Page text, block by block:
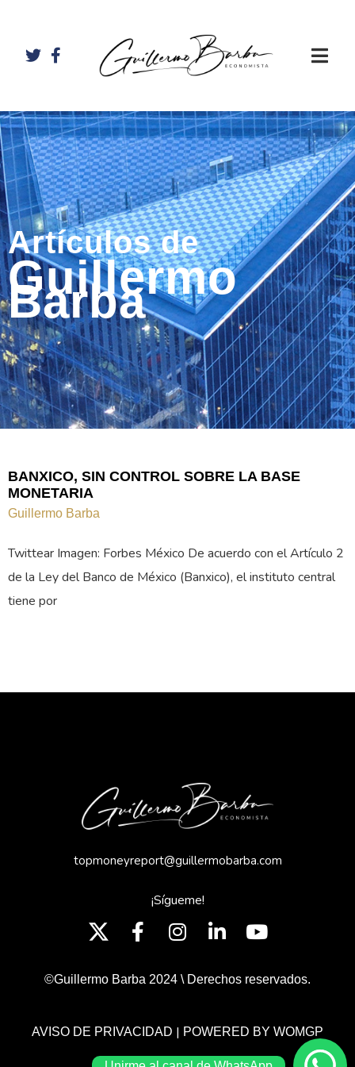
Artículos de
Guillermo
Barba
BANXICO, SIN CONTROL SOBRE LA BASE
MONETARIA
Guillermo Barba
Twittear Imagen: Forbes México De acuerdo con el Artículo 2
de la Ley del Banco de México (Banxico), el instituto central
tiene por
topmoneyreport@guillermobarba.com
¡Sígueme!
©Guillermo Barba 2024 \ Derechos reservados.
AVISO DE PRIVACIDAD | POWERED BY WOMGP